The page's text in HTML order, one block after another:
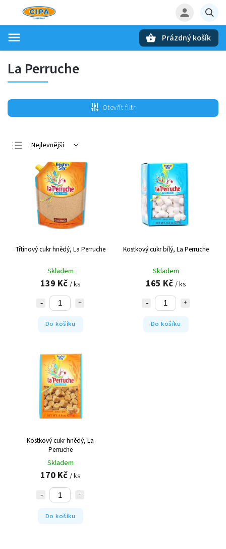
Prázdný košík
La Perruche
Otevřít filtr
Nejlevnější
Nejdražší
Nejprodávanější
Abecedně
Třtinový cukr hnědý, La Perruche
Skladem
139 Kč / ks
Do košíku
Kostkový cukr bílý, La Perruche
Skladem
165 Kč / ks
Do košíku
Kostkový cukr hnědý, La
Perruche
Skladem
170 Kč / ks
Do košíku